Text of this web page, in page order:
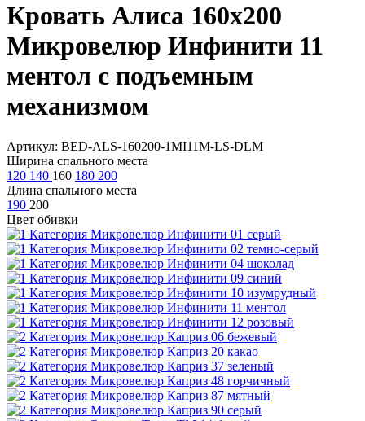
Кровать Алиса 160х200
Микровелюр Инфинити 11
ментол с подъемным
механизмом
Артикул: BED-ALS-160200-1MI11M-LS-DLM
Ширина спального места
120 140 160 180 200
Длина спального места
190 200
Цвет обивки